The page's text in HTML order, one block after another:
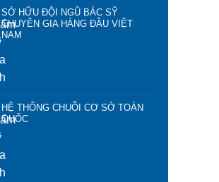
SỞ HỮU ĐỘI NGŨ BÁC SỸ
CHUYÊN GIA HÀNG ĐẦU VIỆT
NAM
HỆ THỐNG CHUỖI CƠ SỞ TOÀN
QUỐC